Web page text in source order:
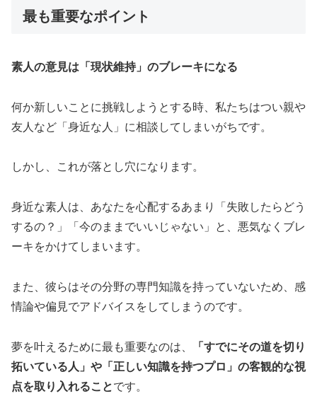
最も重要なポイント
素人の意見は「現状維持」のブレーキになる
何か新しいことに挑戦しようとする時、私たちはつい親や
友人など「身近な人」に相談してしまいがちです。
しかし、これが落とし穴になります。
身近な素人は、あなたを心配するあまり「失敗したらどう
するの？」「今のままでいいじゃない」と、悪気なくブレ
ーキをかけてしまいます。
また、彼らはその分野の専門知識を持っていないため、感
情論や偏見でアドバイスをしてしまうのです。
夢を叶えるために最も重要なのは、
「すでにその道を切り
拓いている人」や「正しい知識を持つプロ」の客観的な視
点を取り入れることです。